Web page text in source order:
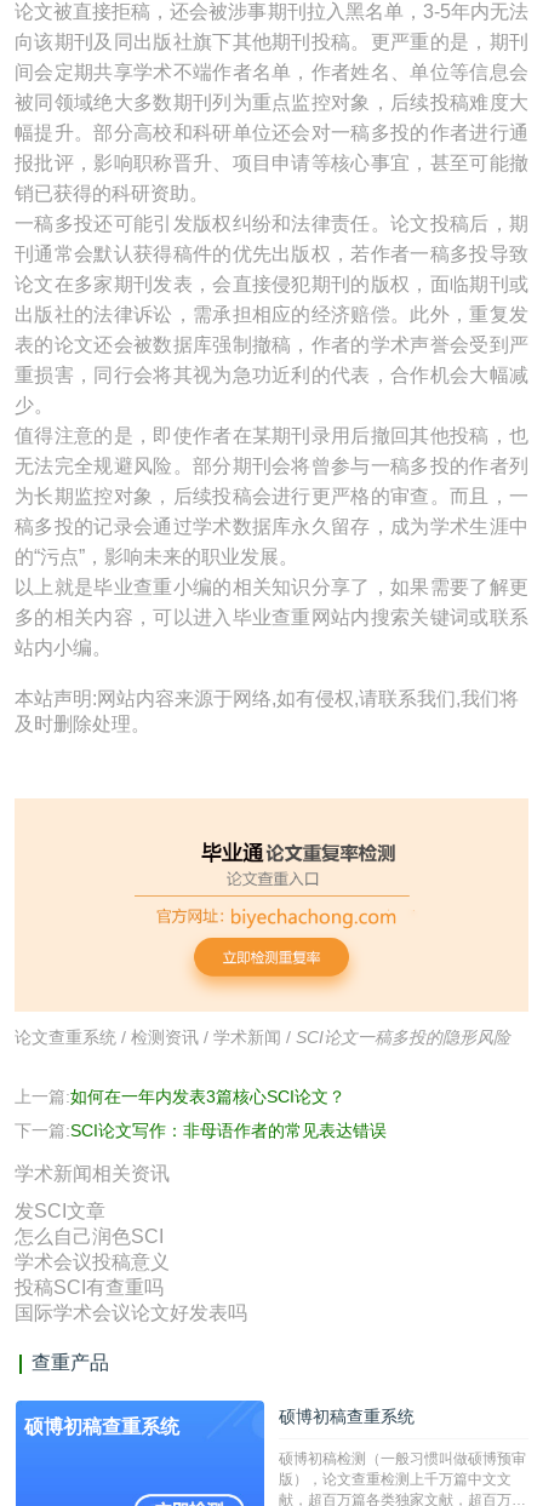
论文被直接拒稿，还会被涉事期刊拉入黑名单，3-5年内无法
向该期刊及同出版社旗下其他期刊投稿。更严重的是，期刊
间会定期共享学术不端作者名单，作者姓名、单位等信息会
被同领域绝大多数期刊列为重点监控对象，后续投稿难度大
幅提升。部分高校和科研单位还会对一稿多投的作者进行通
报批评，影响职称晋升、项目申请等核心事宜，甚至可能撤
销已获得的科研资助。
一稿多投还可能引发版权纠纷和法律责任。论文投稿后，期
刊通常会默认获得稿件的优先出版权，若作者一稿多投导致
论文在多家期刊发表，会直接侵犯期刊的版权，面临期刊或
出版社的法律诉讼，需承担相应的经济赔偿。此外，重复发
表的论文还会被数据库强制撤稿，作者的学术声誉会受到严
重损害，同行会将其视为急功近利的代表，合作机会大幅减
少。
值得注意的是，即使作者在某期刊录用后撤回其他投稿，也
无法完全规避风险。部分期刊会将曾参与一稿多投的作者列
为长期监控对象，后续投稿会进行更严格的审查。而且，一
稿多投的记录会通过学术数据库永久留存，成为学术生涯中
的“污点”，影响未来的职业发展。
以上就是毕业查重小编的相关知识分享了，如果需要了解更
多的相关内容，可以进入毕业查重网站内搜索关键词或联系
站内小编。
本站声明:网站内容来源于网络,如有侵权,请联系我们,我们将
及时删除处理。
论文查重系统 / 检测资讯 / 学术新闻 / SCI论文‌一稿多投的隐形风险
上一篇:如何在一年内发表3篇核心SCI论文？
下一篇:SCI论文写作：非母语作者的常见表达错误
学术新闻相关资讯
发SCI文章
怎么自己润色SCI
学术会议投稿意义
投稿SCI有查重吗
国际学术会议论文好发表吗
查重产品
硕博初稿查重系统 硕博初稿查重系统
硕博初稿检测（一般习惯叫做硕博预审
版），论文查重检测上千万篇中文文
献，超百万篇各类独家文献，超百万港